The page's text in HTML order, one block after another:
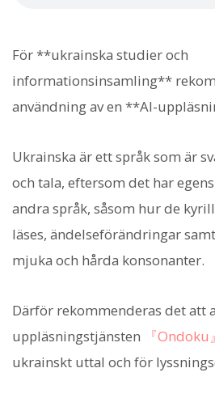
För **ukrainska studier och
informationsinsamling**
användning av en **AI-
Ukrainska är ett språk som är
och tala, eftersom det har
andra språk, såsom hur de
läses, ändelseförändringar
mjuka och hårda konsonanter.
Därför rekommenderas det att
uppläsningstjänsten
『Ondoku』
ukrainskt uttal och för